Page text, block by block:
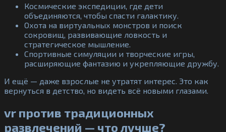
Космические экспедиции, где дети
объединяются, чтобы спасти галактику.
Охота на виртуальных монстров и поиск
сокровищ, развивающие ловкость и
стратегическое мышление.
Спортивные симуляции и творческие игры,
расширяющие фантазию и укрепляющие дружбу.
И ещё — даже взрослые не утратят интерес. Это как
вернуться в детство, но видеть всё новыми глазами.
vr против традиционных
развлечений — что лучше?